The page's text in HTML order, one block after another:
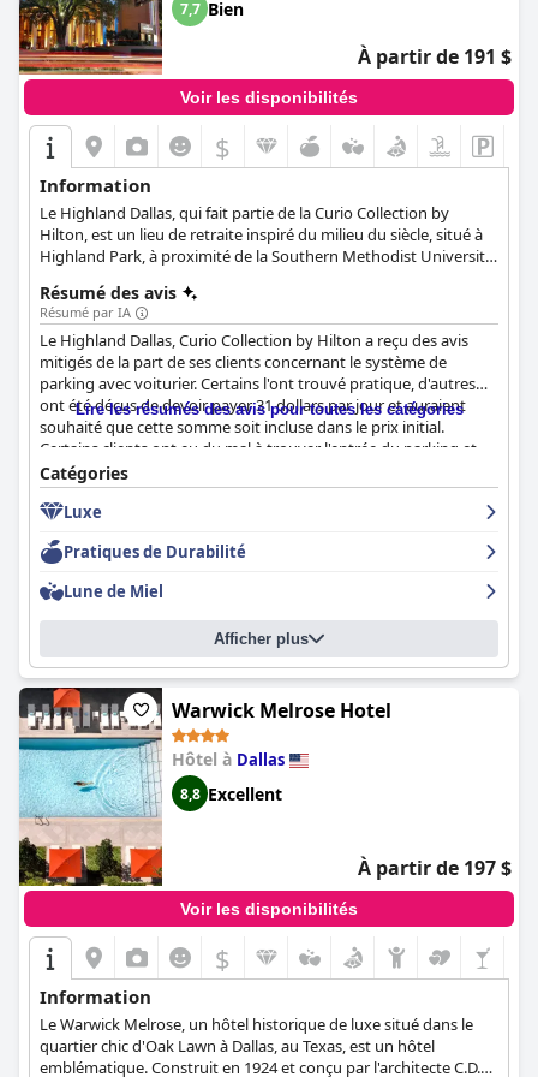
7,7 Bien
À partir de 191 $
Voir les disponibilités
$
Information
Le Highland Dallas, qui fait partie de la Curio Collection by
Hilton, est un lieu de retraite inspiré du milieu du siècle, situé à
Highland Park, à proximité de la Southern Methodist University,
commerciaux et d'autres attractions de Dallas. Avec 204
chambres et suites sophistiquées, l'hôtel offre une expérience
unique de villégiature urbaine, avec le célèbre restaurant Knife
by John Tesar, 9 000 mètres carrés d'espace de réunion et
d'événement, une piscine chauffée, le spa Exhale, le salon
Pompeo, un centre de remise en forme ouvert 24 heures sur 24
et la collection d'œuvres d'art Highland. Les clients peuvent
profiter d'une gamme d'activités récréatives et de loisirs, ce qui
en fait un choix idéal pour les voyageurs à la recherche d'une
retraite urbaine avec une touche de sophistication et de chaleur.
Résumé des avis
Résumé par IA
Le Highland Dallas, Curio Collection by Hilton a reçu des avis
mitigés de la part de ses clients concernant le système de
parking avec voiturier. Certains l'ont trouvé pratique, d'autres
ont été déçus de devoir payer 31 dollars par jour et auraient
souhaité que cette somme soit incluse dans le prix initial.
Certains clients ont eu du mal à trouver l'entrée du parking et
ont noté qu'il n'y avait pas de parking automatique à proximité.
Malgré cela, de nombreux clients ont eu des expériences
positives à l'hôtel, louant le personnel amical et serviable, les
chambres confortables et l'emplacement pratique. Certains
clients ont également apprécié le restaurant et le bar sur place,
ainsi que le centre de remise en forme et la piscine. Dans
l'ensemble, l'hôtel The Highland Dallas offre un séjour agréable
à ceux qui sont prêts à se débrouiller avec les problèmes de
Lire les résumés des avis pour toutes les catégories
Catégories
Luxe
Pratiques de Durabilité
Lune de Miel
Afficher plus
Warwick Melrose Hotel
Hôtel à Dallas
8,8 Excellent
À partir de 197 $
Voir les disponibilités
$
Information
Le Warwick Melrose, un hôtel historique de luxe situé dans le
quartier chic d'Oak Lawn à Dallas, au Texas, est un hôtel
emblématique. Construit en 1924 et conçu par l'architecte C.D.